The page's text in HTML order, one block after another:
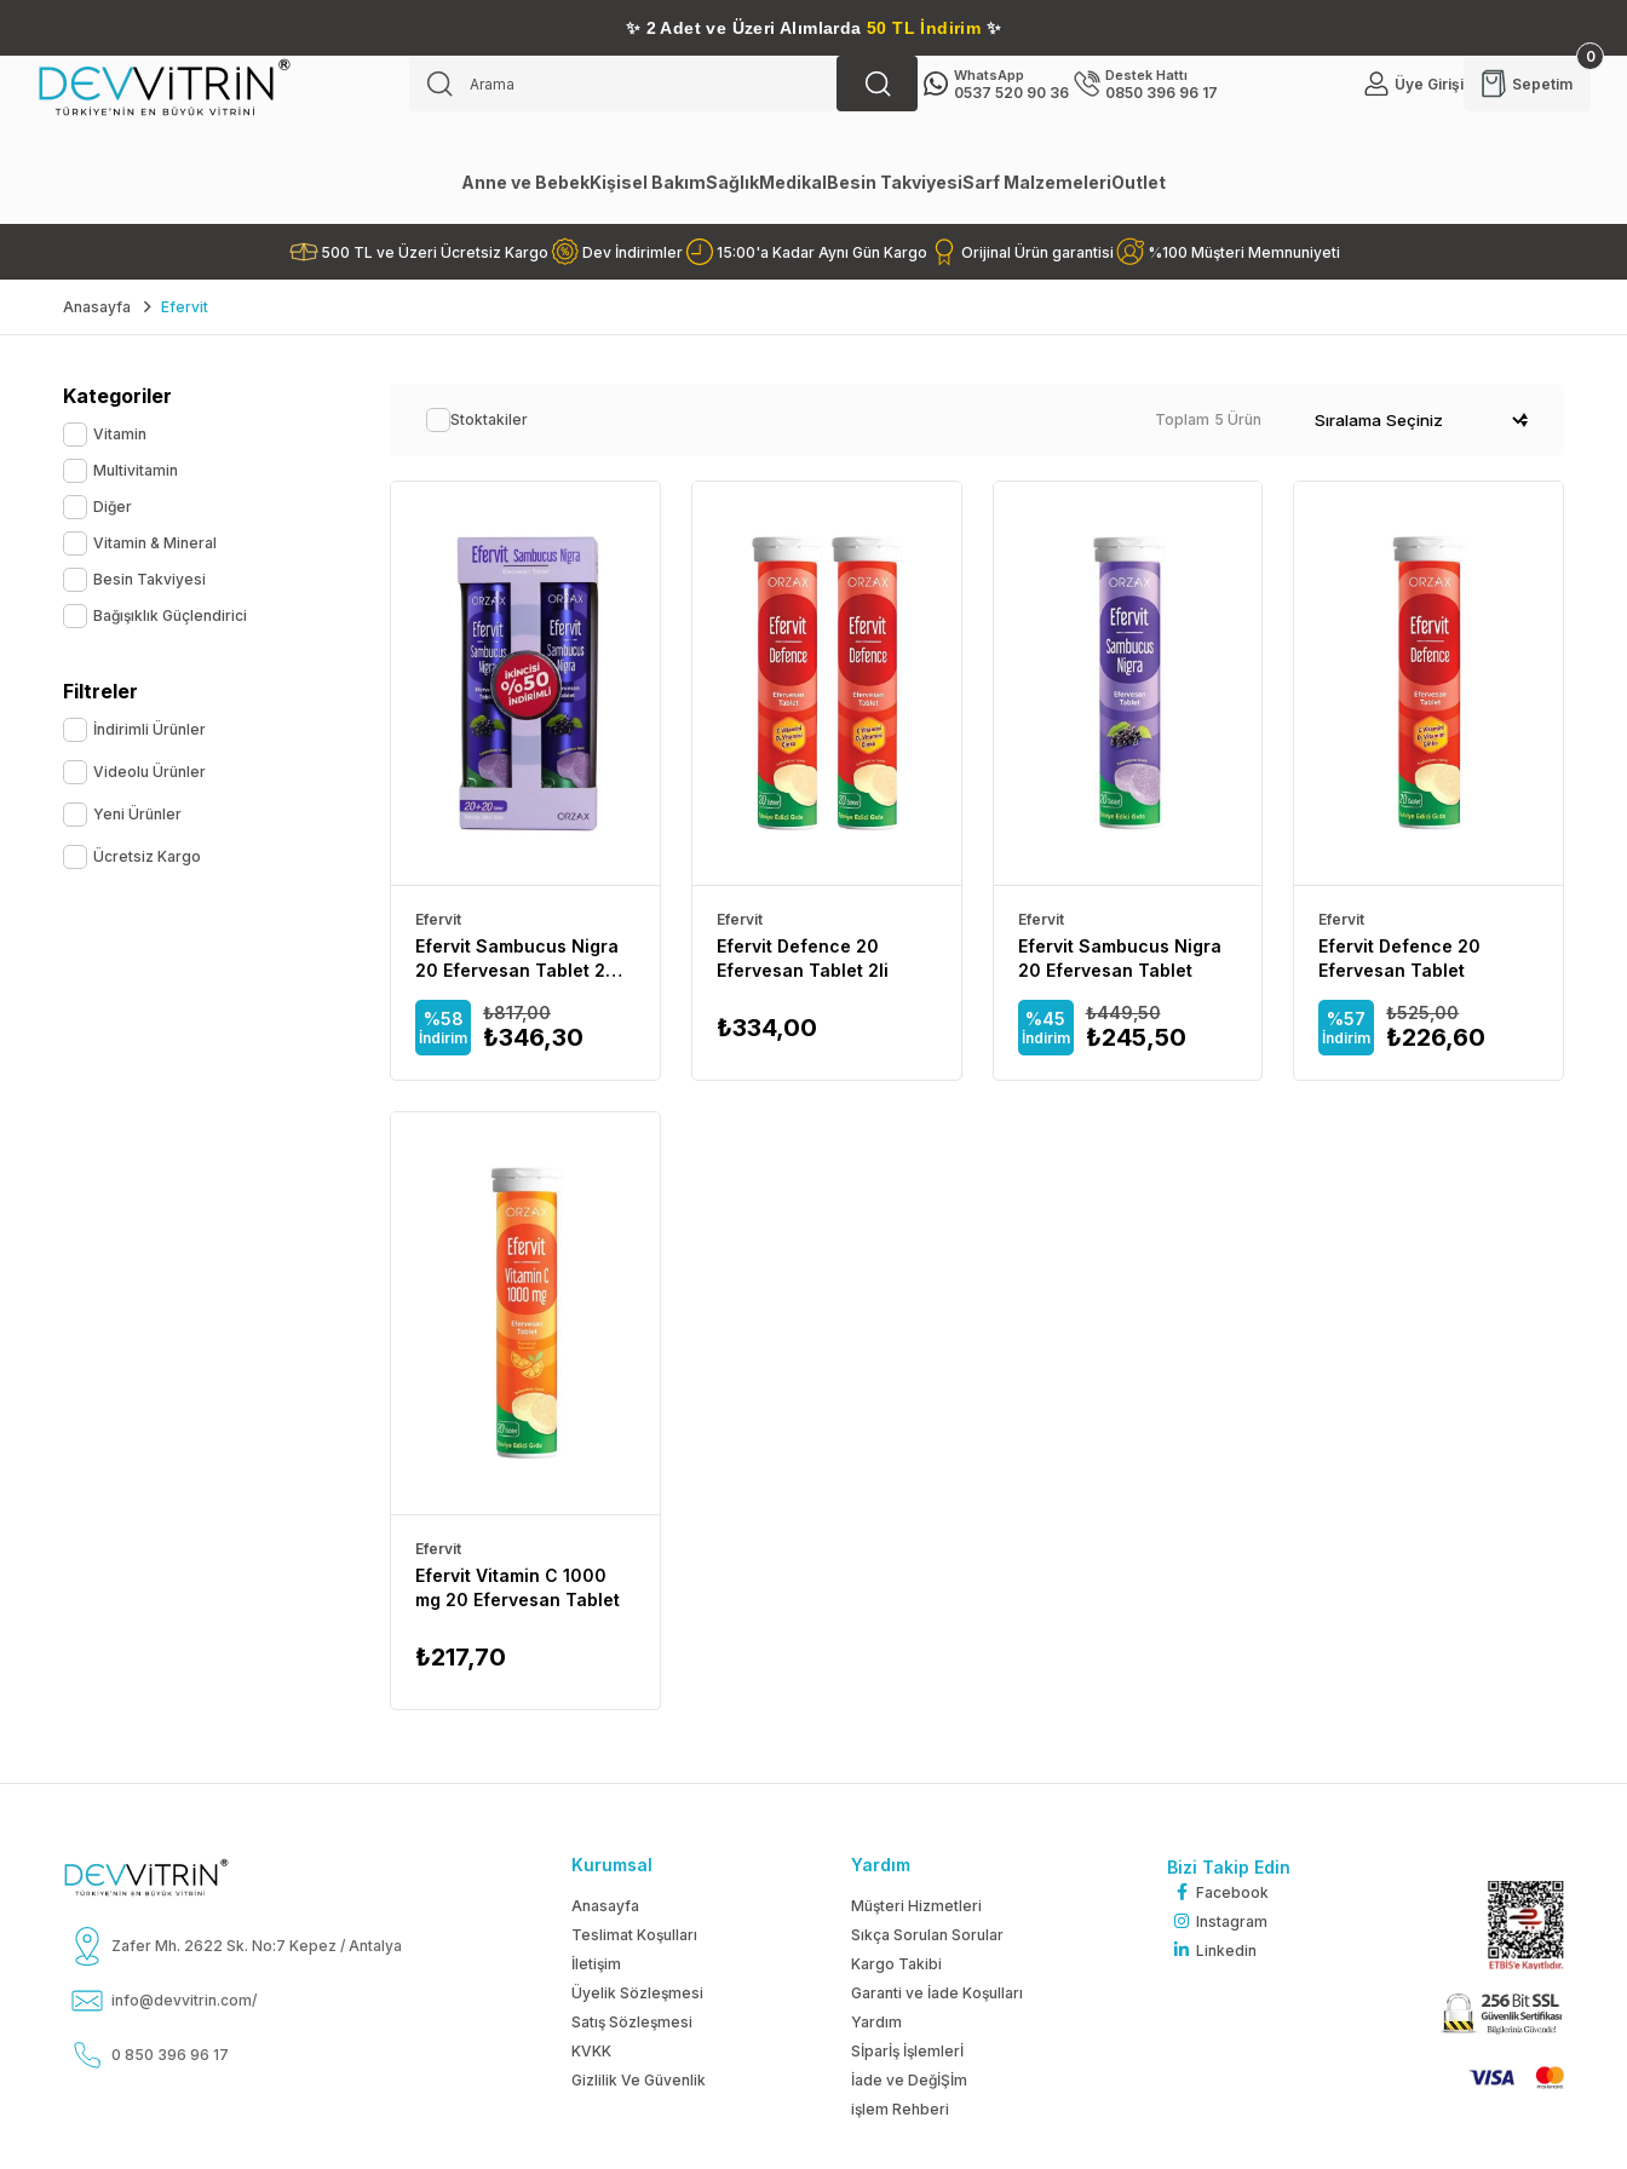
✨ 2 Adet ve Üzeri Alımlarda 50 TL İndirim ✨
WhatsApp
0537 520 90 36
Destek Hattı
0850 396 96 17 Üye Girişi Sepetim
0
Anne ve BebekKişisel BakımSağlıkMedikalBesin TakviyesiSarf MalzemeleriOutlet
500 TL ve Üzeri Ücretsiz Kargo Dev İndirimler 15:00'a Kadar Aynı Gün Kargo Orijinal Ürün garantisi %100 Müşteri Memnuniyeti
Anasayfa Efervit
Kategoriler
Vitamin
Multivitamin
Diğer
Vitamin & Mineral
Besin Takviyesi
Bağışıklık Güçlendirici
Filtreler
İndirimli Ürünler
Videolu Ürünler
Yeni Ürünler
Ücretsiz Kargo
Stoktakiler 5 Ürün
Efervit
Efervit Sambucus Nigra
20 Efervesan Tablet 2
%58
İndirim ₺346,30
₺817,00
Efervit
Efervit Defence 20
Efervesan Tablet 2li
₺334,00
Efervit
Efervit Sambucus Nigra
20 Efervesan Tablet
%45
İndirim ₺245,50
₺449,50
Efervit
Efervit Defence 20
Efervesan Tablet
%57
İndirim ₺226,60
₺525,00
Efervit
Efervit Vitamin C 1000
mg 20 Efervesan Tablet
₺217,70
Zafer Mh. 2622 Sk. No:7 Kepez / Antalya
info@devvitrin.com/
0 850 396 96 17
Kurumsal
Anasayfa
Teslimat Koşulları
İletişim
Üyelik Sözleşmesi
Satış Sözleşmesi
KVKK
Gizlilik Ve Güvenlik
Yardım
Müşteri Hizmetleri
Sıkça Sorulan Sorular
Kargo Takibi
Garanti ve İade Koşulları
Yardım
Sİparİş İşlemlerİ
İade ve DeğİŞİm
işlem Rehberi
Bizi Takip Edin
Facebook
Instagram
Linkedin